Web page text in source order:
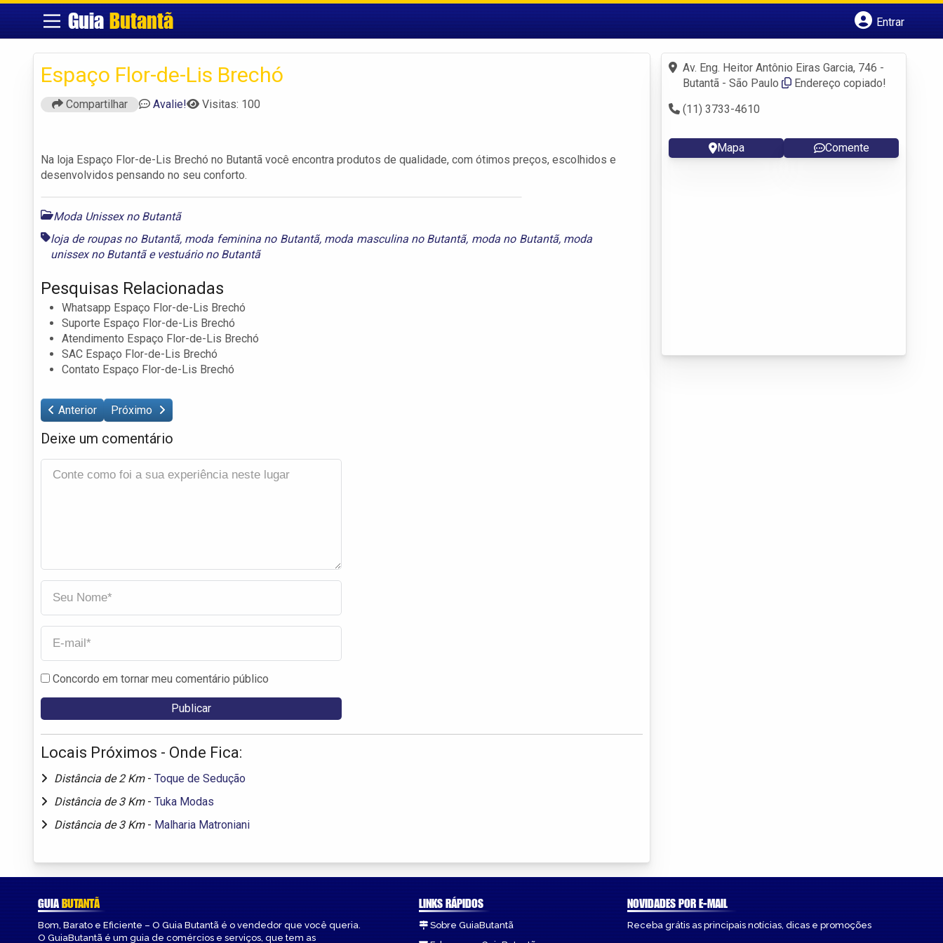
GuiaButantã
Entrar
Fazer login
Criar conta
Espaço Flor-de-Lis Brechó
Compartilhar Avalie! Visitas: 100
Na loja Espaço Flor-de-Lis Brechó no Butantã você encontra produtos de qualidade, com ótimos preços, escolhidos e
desenvolvidos pensando no seu conforto.
Moda Unissex no Butantã
loja de roupas no Butantã, moda feminina no Butantã, moda masculina no Butantã, moda no Butantã, moda
unissex no Butantãe vestuário no Butantã
Pesquisas Relacionadas
Whatsapp Espaço Flor-de-Lis Brechó
Suporte Espaço Flor-de-Lis Brechó
Atendimento Espaço Flor-de-Lis Brechó
SAC Espaço Flor-de-Lis Brechó
Contato Espaço Flor-de-Lis Brechó
Anterior Próximo
Deixe um comentário
Concordo em tornar meu comentário público
Locais Próximos - Onde Fica:
Distância de 2 Km - Toque de Sedução
Distância de 3 Km - Tuka Modas
Distância de 3 Km - Malharia Matroniani
Av. Eng. Heitor Antônio Eiras Garcia, 746 -
Butantã - São Paulo
Endereço copiado!
(11) 3733-4610
Mapa Comente
GUIABUTANTÃ
Bom, Barato e Eficiente – O Guia Butantã é o vendedor que você queria.
O GuiaButantã é um guia de comércios e serviços, que tem as
LINKS RÁPIDOS
Sobre GuiaButantã
NOVIDADES POR E-MAIL
Receba grátis as principais notícias, dicas e promoções